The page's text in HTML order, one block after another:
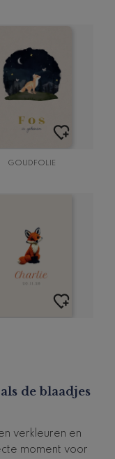
GOUDFOLIE
de blaadjes
verkleuren en
moment voor